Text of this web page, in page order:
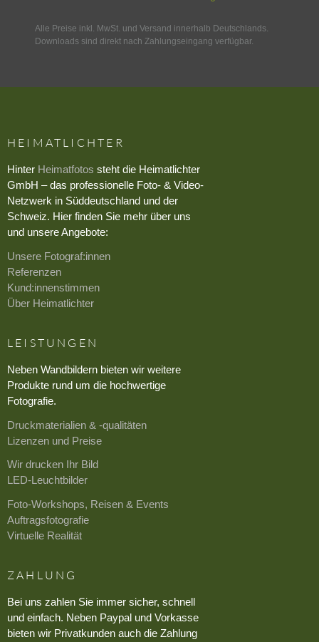
Alle Preise inkl. MwSt. und Versand innerhalb Deutschlands.
Downloads sind direkt nach Zahlungseingang verfügbar.
HEIMATLICHTER
Hinter Heimatfotos steht die Heimatlichter
GmbH – das professionelle Foto- & Video-
Netzwerk in Süddeutschland und der
Schweiz. Hier finden Sie mehr über uns
und unsere Angebote:
Unsere Fotograf:innen
Referenzen
Kund:innenstimmen
Über Heimatlichter
LEISTUNGEN
Neben Wandbildern bieten wir weitere
Produkte rund um die hochwertige
Fotografie.
Druckmaterialien & -qualitäten
Lizenzen und Preise
Wir drucken Ihr Bild
LED-Leuchtbilder
Foto-Workshops, Reisen & Events
Auftragsfotografie
Virtuelle Realität
ZAHLUNG
Bei uns zahlen Sie immer sicher, schnell
und einfach. Neben Paypal und Vorkasse
bieten wir Privatkunden auch die Zahlung